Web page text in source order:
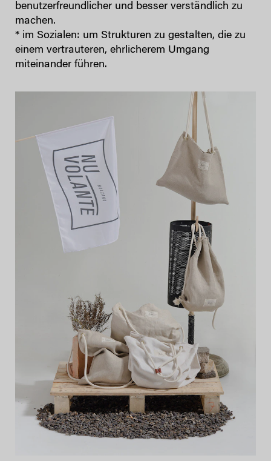
benutzerfreundlicher und besser verständlich zu
machen.
* im Sozialen: um Strukturen zu gestalten, die zu
einem vertrauteren, ehrlicherem Umgang
miteinander führen.